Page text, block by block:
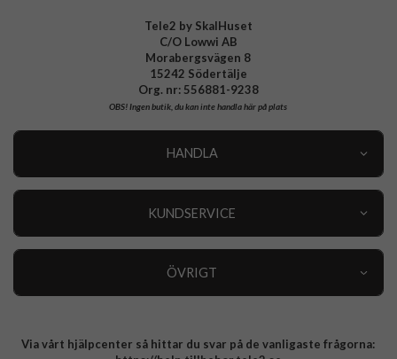
Tele2 by SkalHuset
C/O Lowwi AB
Morabergsvägen 8
15242 Södertälje
Org. nr: 556881-9238
OBS!Ingen butik, du kan inte handla här på plats
HANDLA
KUNDSERVICE
ÖVRIGT
Integritetspolicy
Via vårt hjälpcenter så hittar du svar på de vanligaste frågorna: